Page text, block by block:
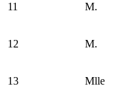
11 M.
12 M.
13 Mlle